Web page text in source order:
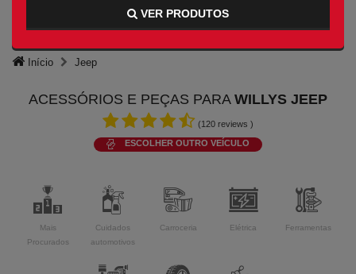
VER PRODUTOS
Início Jeep
ACESSÓRIOS E PEÇAS PARA WILLYS JEEP
(120 reviews )
ESCOLHER OUTRO VEÍCULO
Mais
Procurados
Cuidados
automotivos
Carroceria Elétrica Ferramentas